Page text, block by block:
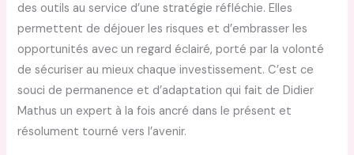
des outils au service d’une stratégie réfléchie. Elles
permettent de déjouer les risques et d’embrasser les
opportunités avec un regard éclairé, porté par la volonté
de sécuriser au mieux chaque investissement. C’est ce
souci de permanence et d’adaptation qui fait de Didier
Mathus un expert à la fois ancré dans le présent et
résolument tourné vers l’avenir.